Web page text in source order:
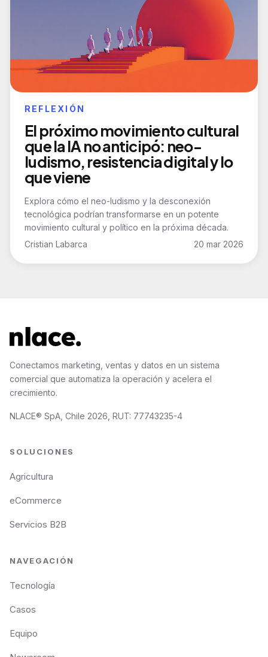
REFLEXIÓN
El próximo movimiento cultural
que la IA no anticipó: neo-
ludismo, resistencia digital y lo
que viene
Explora cómo el neo-ludismo y la desconexión
tecnológica podrían transformarse en un potente
movimiento cultural y político en la próxima década.
Cristian Labarca
20 mar 2026
Conectamos marketing, ventas y datos en un sistema
comercial que automatiza la operación y acelera el
crecimiento.
NLACE® SpA, Chile 2026, RUT: 77743235-4
SOLUCIONES
Agricultura
eCommerce
Servicios B2B
NAVEGACIÓN
Tecnología
Casos
Equipo